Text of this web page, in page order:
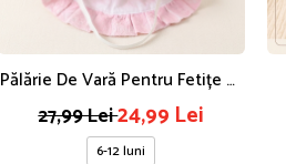
Pălărie De Vară Pentru Fetițe 6-
12 Luni, Roz Cu Fundiță
27,99 Lei24,99 Lei
6-12 luni